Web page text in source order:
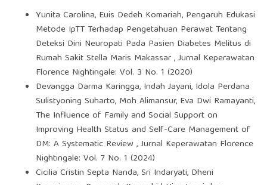
Yunita Carolina, Euis Dedeh Komariah, Pengaruh Edukasi
Metode IpTT Terhadap Pengetahuan Perawat Tentang
Deteksi Dini Neuropati Pada Pasien Diabetes Melitus di
Rumah Sakit Stella Maris Makassar,Jurnal Keperawatan
Florence Nightingale: Vol. 3 No. 1 (2020)
Devangga Darma Karingga, Indah Jayani, Idola Perdana
Sulistyoning Suharto, Moh Alimansur, Eva Dwi Ramayanti,
The Influence of Family and Social Support on
Improving Health Status and Self-Care Management of
DM: A Systematic Review,Jurnal Keperawatan Florence
Nightingale: Vol. 7 No. 1 (2024)
Cicilia Cristin Septa Nanda, Sri Indaryati, Dheni